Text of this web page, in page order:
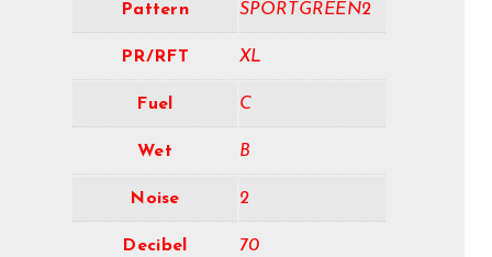
Pattern SPORTGREEN2
PR/RFT XL
Fuel C
Wet B
Noise 2
Decibel 70